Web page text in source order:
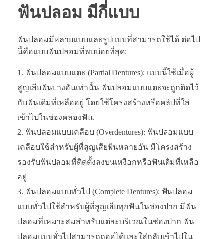
ฟันปลอม มีกี่แบบ
ฟันปลอมมีหลายแบบและรูปแบบที่สามารถใช้ได้ ต่อไป
นี้คือแบบฟันปลอมที่พบบ่อยที่สุด:
ฟันปลอมแบบแตะ (Partial Dentures): แบบนี้ใช้เมื่อผู้
สูญเสียฟันบางอันเท่านั้น ฟันปลอมแบบแตะจะถูกติดไว้
กับฟันเดิมที่เหลืออยู่ โดยใช้โครงสร้างหรือคลิปที่ใส่
เข้าไปในช่องคลองฟัน.
ฟันปลอมแบบเคลือบ (Overdentures): ฟันปลอมแบบ
เคลือบใช้สำหรับผู้ที่สูญเสียฟันหลายอัน มีโครงสร้าง
รองรับฟันปลอมที่ติดตั้งลงบนเหงือกหรือฟันเดิมที่เหลือ
อยู่.
ฟันปลอมแบบทั่วไป (Complete Dentures): ฟันปลอม
แบบทั่วไปใช้สำหรับผู้ที่สูญเสียทุกฟันในช่องปาก มีฟัน
ปลอมที่เหมาะสมสำหรับแต่ละบริเวณในช่องปาก ฟัน
ปลอมแบบทั่วไปสามารถถอดได้และใส่กลับเข้าไปใน